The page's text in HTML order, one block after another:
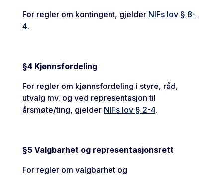
For regler om kontingent, gjelder NIFs lov § 8-
4.
§4 Kjønnsfordeling
For regler om kjønnsfordeling i styre, råd,
utvalg mv. og ved representasjon til
årsmøte/ting, gjelder NIFs lov § 2-4.
§5 Valgbarhet og representasjonsrett
For regler om valgbarhet og